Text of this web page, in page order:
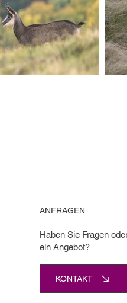
ANFRAGEN
Haben Sie Fragen
ein Angebot?
KONTAKT